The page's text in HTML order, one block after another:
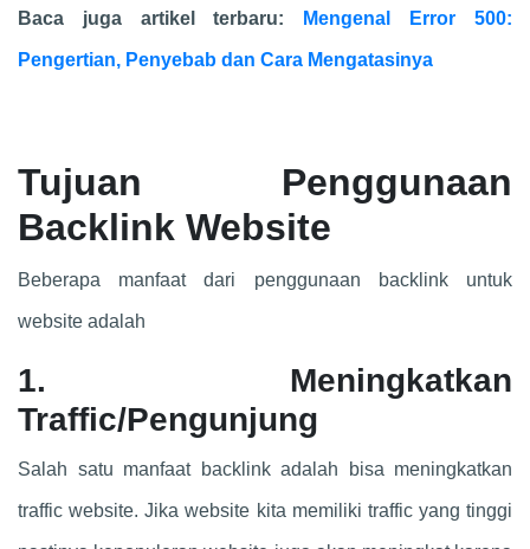
Baca juga artikel terbaru: Mengenal Error 500:
Pengertian, Penyebab dan Cara Mengatasinya
Tujuan Penggunaan
Backlink Website
Beberapa manfaat dari penggunaan backlink untuk
website adalah
1. Meningkatkan
Traffic/Pengunjung
Salah satu manfaat backlink adalah bisa meningkatkan
traffic website. Jika website kita memiliki traffic yang tinggi